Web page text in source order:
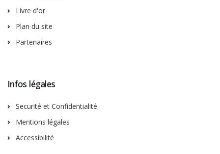
Livre d'or
Plan du site
Partenaires
Infos légales
Securité et Confidentialité
Mentions légales
Accessibilité